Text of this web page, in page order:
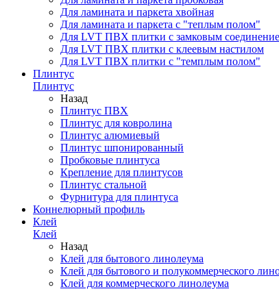
Для ламината и паркета хвойная
Для ламината и паркета с "теплым полом"
Для LVT ПВХ плитки с замковым
Для LVT ПВХ плитки с клеевым настилом
Для LVT ПВХ плитки с "темплым полом"
Плинтус
Плинтус
Назад
Плинтус ПВХ
Плинтус для ковролина
Плинтус алюмиевый
Плинтус шпонированный
Пробковые плинтуса
Крепление для плинтусов
Плинтус стальной
Фурнитура для плинтуса
Коннелюрный профиль
Клей
Клей
Назад
Клей для бытового линолеума
Клей для бытового и полукоммерческого
Клей для коммерческого линолеума